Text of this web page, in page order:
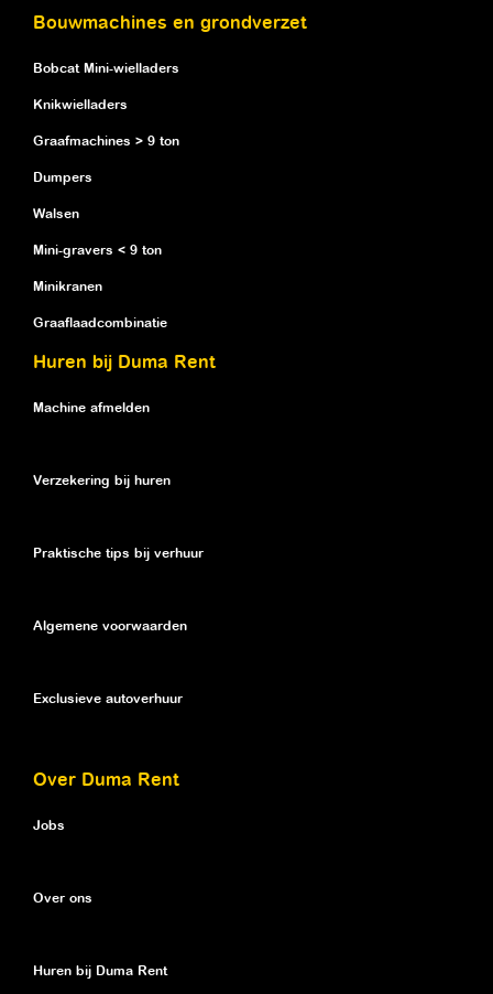
Bouwmachines en grondverzet
Bobcat Mini-wielladers
Knikwielladers
Graafmachines > 9 ton
Dumpers
Walsen
Mini-gravers < 9 ton
Minikranen
Graaflaadcombinatie
Huren bij Duma Rent
Machine afmelden
Verzekering bij huren
Praktische tips bij verhuur
Algemene voorwaarden
Exclusieve autoverhuur
Over Duma Rent
Jobs
Over ons
Huren bij Duma Rent